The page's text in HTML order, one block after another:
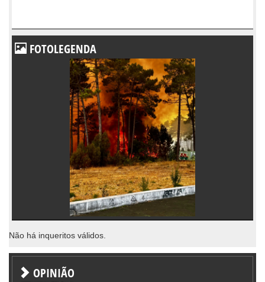
FOTOLEGENDA
Não há inqueritos válidos.
OPINIÃO